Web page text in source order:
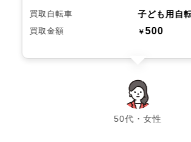
買取自転車 子ども用自
買取金額 ￥500
50代・女性
chevron_left chevron_right